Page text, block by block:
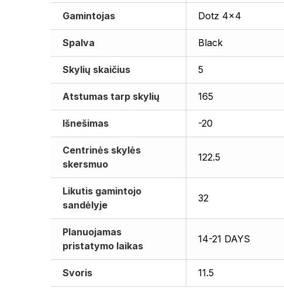
Gamintojas Dotz 4x4
Spalva Black
Skylių skaičius 5
Atstumas tarp skylių 165
Išnešimas -20
Centrinės skylės
skersmuo
122.5
Likutis gamintojo
sandėlyje
32
Planuojamas
pristatymo laikas
14-21 DAYS
Svoris 11.5